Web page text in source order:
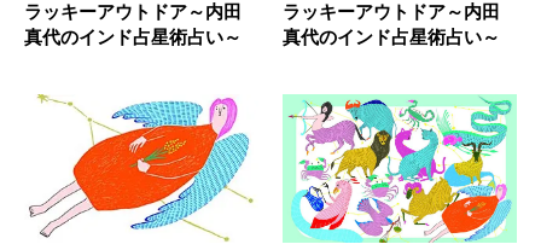
ラッキーアウトドア～内田
真代のインド占星術占い～
ラッキーアウトドア～内田
真代のインド占星術占い～